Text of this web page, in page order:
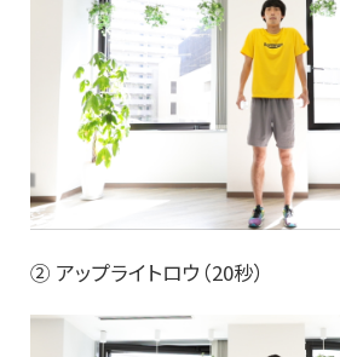
② アップライトロウ（20秒）